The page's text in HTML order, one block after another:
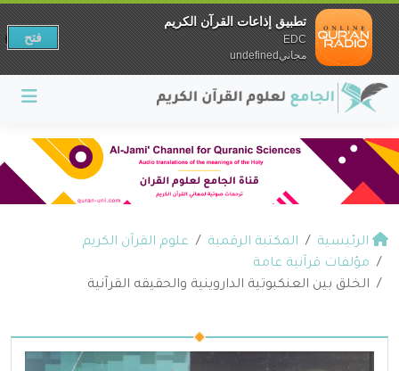
الرئيسية المكتبة الرقمية
علوم القرآن الكريم
مؤلفات قرآنية عامة
الخلق بين العنكبوتية الداروينية والحقيقه القرآنية
تطبيق إذاعات القرآن الكريم
EDC
مجانيundefined
فتح